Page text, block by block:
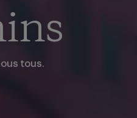
tous.